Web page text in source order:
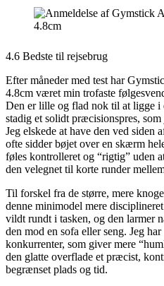
4.6 Bedste til rejsebrug
Efter måneder med test har
4.8cm været min trofaste
Den er lille og flad nok til at ligge i
stadig et solidt præcisionspres,
Jeg elskede at have den ved
ofte sidder bøjet over en skærm
føles kontrolleret og “rigtig” uden
den velegnet til korte runder
Til forskel fra de større, mere
denne minimodel mere
vildt rundt i tasken, og den larmer
den mod en sofa eller seng. Jeg
konkurrenter, som giver mere
den glatte overflade et præcist,
begrænset plads og tid.